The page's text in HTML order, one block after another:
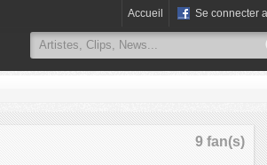
Accueil Se connecter
9 fan(s)